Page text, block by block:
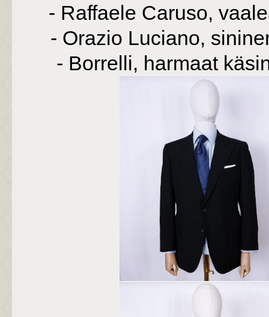
- Raffaele Caruso,
- Orazio Luciano,
- Borrelli, harmaat